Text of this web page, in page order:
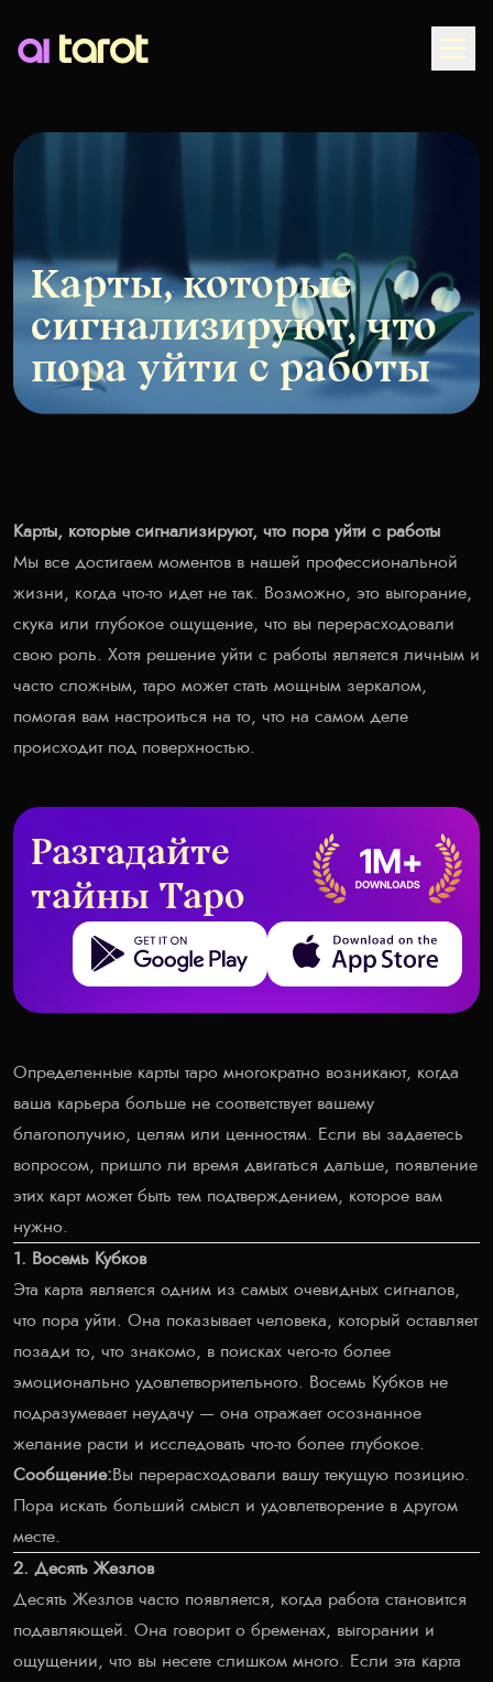
Карты, которые
сигнализируют, что
пора уйти с работы
Карты, которые сигнализируют, что пора уйти с работы
Мы все достигаем моментов в нашей профессиональной
жизни, когда что-то идет не так. Возможно, это выгорание,
скука или глубокое ощущение, что вы перерасходовали
свою роль. Хотя решение уйти с работы является личным и
часто сложным, таро может стать мощным зеркалом,
помогая вам настроиться на то, что на самом деле
происходит под поверхностью.
Разгадайте
тайны Таро
Get it on Google Play Download on the App Store
Определенные карты таро многократно возникают, когда
ваша карьера больше не соответствует вашему
благополучию, целям или ценностям. Если вы задаетесь
вопросом, пришло ли время двигаться дальше, появление
этих карт может быть тем подтверждением, которое вам
нужно.
1. Восемь Кубков
Эта карта является одним из самых очевидных сигналов,
что пора уйти. Она показывает человека, который оставляет
позади то, что знакомо, в поисках чего-то более
эмоционально удовлетворительного. Восемь Кубков не
подразумевает неудачу — она отражает осознанное
желание расти и исследовать что-то более глубокое.
Сообщение:Вы перерасходовали вашу текущую позицию.
Пора искать больший смысл и удовлетворение в другом
месте.
2. Десять Жезлов
Десять Жезлов часто появляется, когда работа становится
подавляющей. Она говорит о бременах, выгорании и
ощущении, что вы несете слишком много. Если эта карта